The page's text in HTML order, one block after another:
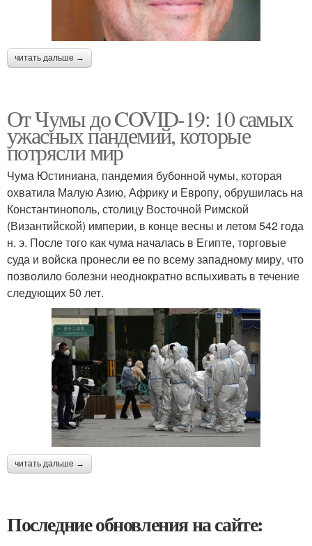
читать дальше →
От Чумы до COVID-19: 10 самых
ужасных пандемий, которые
потрясли мир
Чума Юстиниана, пандемия бубонной чумы, которая
охватила Малую Азию, Африку и Европу, обрушилась на
Константинополь, столицу Восточной Римской
(Византийской) империи, в конце весны и летом 542 года
н. э. После того как чума началась в Египте, торговые
суда и войска пронесли ее по всему западному миру, что
позволило болезни неоднократно вспыхивать в течение
следующих 50 лет.
читать дальше →
Последние обновления на сайте: